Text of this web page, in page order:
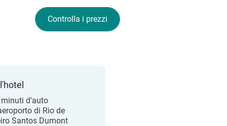
Controlla i prezzi
minuti d'auto
di Rio de
Santos Dumont